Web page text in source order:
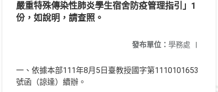
嚴重特殊傳染性肺炎學生宿舍防疫管理指引」1
份，如說明，請查照。
發布單位： 學務處 |
一、依據本部111年8月5日臺教授國字第1110101653
號函（諒達）續辦。